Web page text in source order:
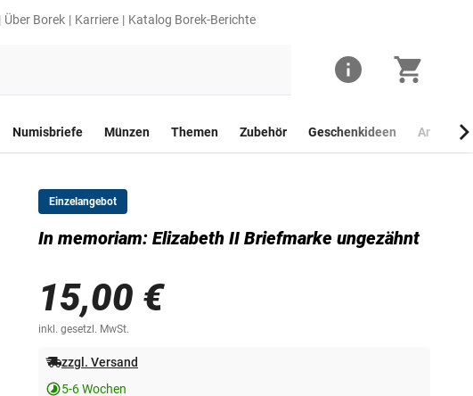
Über Borek Karriere Katalog Borek-Berichte
Numisbriefe Münzen Themen Zubehör Geschenkideen
Einzelangebot
In memoriam: Elizabeth II Briefmarke ungezähnt
15,00 €
inkl. gesetzl. MwSt.
zzgl. Versand
5-6 Wochen